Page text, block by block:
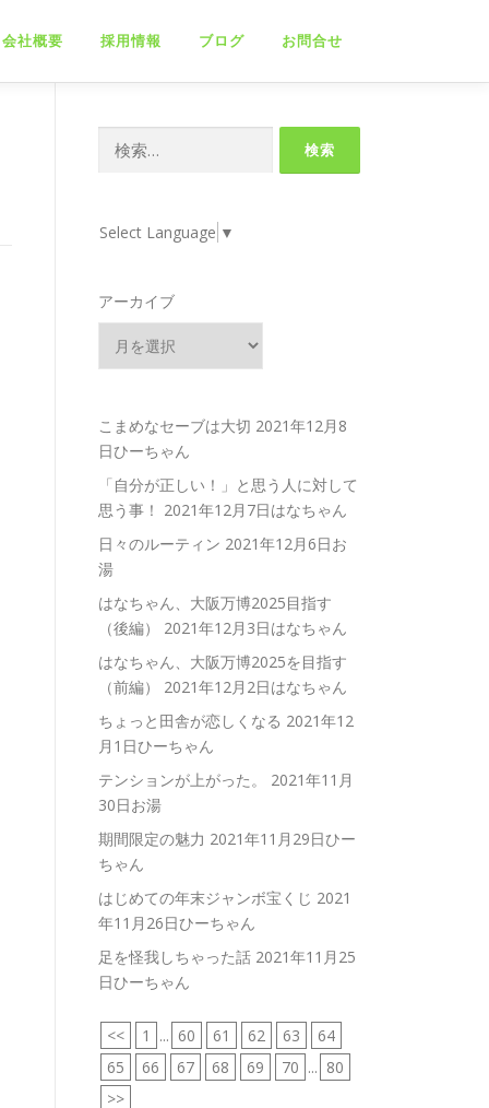
会社概要 採用情報 ブログ お問合せ
Select Language ▼
アーカイブ
こまめなセーブは大切 2021年12月8
日ひーちゃん
「自分が正しい！」と思う人に対して
思う事！ 2021年12月7日はなちゃん
日々のルーティン 2021年12月6日お
湯
はなちゃん、大阪万博2025目指す
（後編）
2021年12月3日はなちゃん
はなちゃん、大阪万博2025を目指す
（前編）
2021年12月2日はなちゃん
ちょっと田舎が恋しくなる 2021年12
月1日ひーちゃん
テンションが上がった。
2021年11月
30日お湯
期間限定の魅力 2021年11月29日ひー
ちゃん
はじめての年末ジャンボ宝くじ 2021
年11月26日ひーちゃん
足を怪我しちゃった話 2021年11月25
日ひーちゃん
<< 1 ... 60 61 62 63
64
65
66 67 68 69 70 ... 80
>>